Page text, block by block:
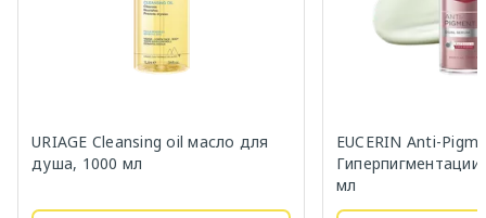
URIAGE Cleansing oil масло для
душа, 1000 мл
EUCERIN Anti-
мл